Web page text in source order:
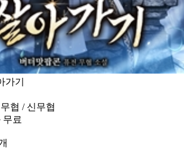
가기
협 / 신무협
무료